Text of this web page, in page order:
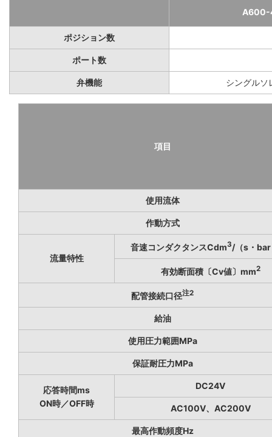
A600-
ポジション数
ポート数
弁機能 シングルソ
項目
使用流体
作動方式
流量特性
音速コンダクタンスCdm3/（s・
有効断面積〔Cv値〕mm2
配管接続口径注2
給油
使用圧力範囲MPa
保証耐圧力MPa
応答時間ms
ON時／OFF時
DC24V
AC100V、AC200V
最高作動頻度Hz